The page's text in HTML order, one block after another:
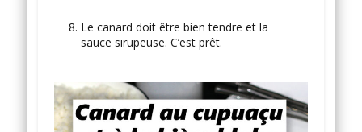
Le canard doit être bien tendre et la
sauce sirupeuse. C’est prêt.